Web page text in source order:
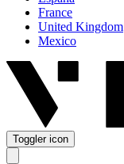
France
United Kingdom
Mexico
Toggler icon